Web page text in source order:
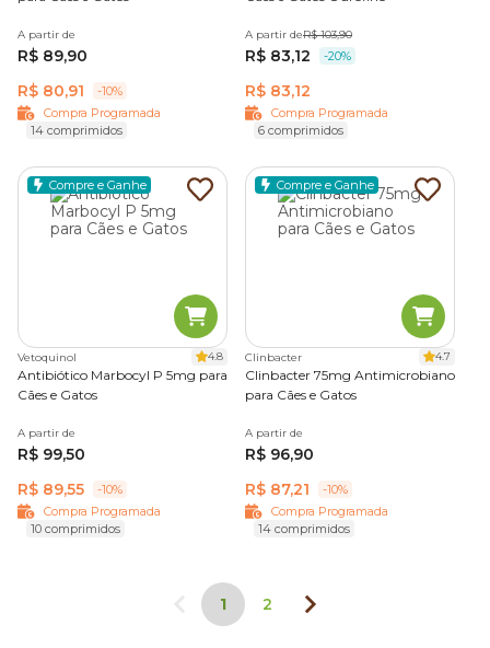
A partir de
R$ 89,90
R$ 80,91
-10%
Compra Programada
14 comprimidos
A partir deR$ 103,90
R$ 83,12 -20%
R$ 83,12
Compra Programada
6 comprimidos
Compre e Ganhe
Vetoquinol 4.8
Antibiótico Marbocyl P 5mg para
Cães e Gatos
A partir de
R$ 99,50
R$ 89,55
-10%
Compra Programada
10 comprimidos
Compre e Ganhe
Clinbacter 4.7
Clinbacter 75mg Antimicrobiano
para Cães e Gatos
A partir de
R$ 96,90
R$ 87,21
-10%
Compra Programada
14 comprimidos
1 2